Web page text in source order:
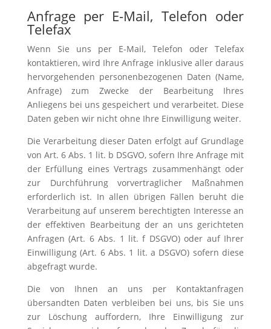
Anfrage per E-Mail, Telefon oder
Telefax
Wenn Sie uns per E-Mail, Telefon oder Telefax
kontaktieren, wird Ihre Anfrage inklusive aller daraus
hervorgehenden personenbezogenen Daten (Name,
Anfrage) zum Zwecke der Bearbeitung Ihres
Anliegens bei uns gespeichert und verarbeitet. Diese
Daten geben wir nicht ohne Ihre Einwilligung weiter.
Die Verarbeitung dieser Daten erfolgt auf Grundlage
von Art. 6 Abs. 1 lit. b DSGVO, sofern Ihre Anfrage mit
der Erfüllung eines Vertrags zusammenhängt oder
zur Durchführung vorvertraglicher Maßnahmen
erforderlich ist. In allen übrigen Fällen beruht die
Verarbeitung auf unserem berechtigten Interesse an
der effektiven Bearbeitung der an uns gerichteten
Anfragen (Art. 6 Abs. 1 lit. f DSGVO) oder auf Ihrer
Einwilligung (Art. 6 Abs. 1 lit. a DSGVO) sofern diese
abgefragt wurde.
Die von Ihnen an uns per Kontaktanfragen
übersandten Daten verbleiben bei uns, bis Sie uns
zur Löschung auffordern, Ihre Einwilligung zur